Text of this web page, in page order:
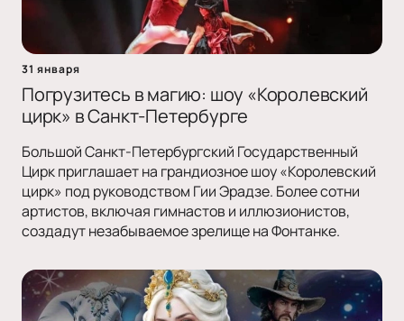
31 января
Погрузитесь в магию: шоу «Королевский
цирк» в Санкт-Петербурге
Большой Санкт-Петербургский Государственный
Цирк приглашает на грандиозное шоу «Королевский
цирк» под руководством Гии Эрадзе. Более сотни
артистов, включая гимнастов и иллюзионистов,
создадут незабываемое зрелище на Фонтанке.